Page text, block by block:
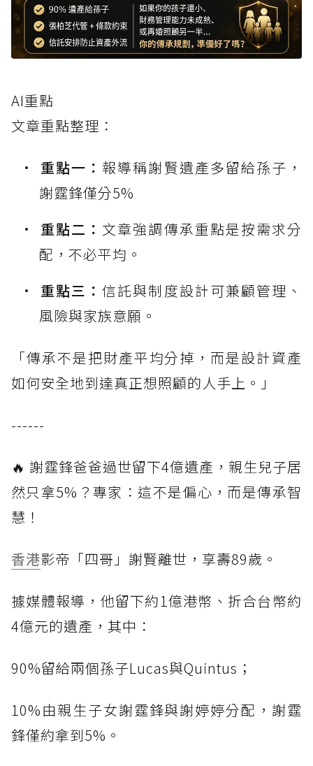
AI重點
文章重點整理：
重點一： 報導稱謝賢遺產多留給孫子，
謝霆鋒僅分5%
重點二： 文章強調傳承重點是按需求分
配，不必平均。
重點三：信託與制度設計可兼顧管理、
風險與家族意願。
「傳承不是把財產平均分掉，而是設計資產
如何安全地到達真正想照顧的人手上。」
------
🔥 謝霆鋒爸爸過世留下4億遺產，親生兒子居
然只拿5%？專家：這不是偏心，而是傳承智
慧！
香港影帝「四哥」謝賢離世，享壽89歲。
據媒體報導，他留下約1億港幣、折合台幣約
4億元的遺產，其中：
90%留給兩個孫子Lucas與Quintus；
10%由親生子女謝霆鋒與謝婷婷分配，謝霆
鋒僅約拿到5%。